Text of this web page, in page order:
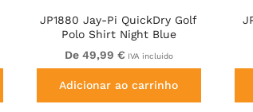
JP1880 Jay-Pi QuickDry Golf
Polo Shirt Night Blue
De 49,99 € IVA incluído
Adicionar ao carrinho